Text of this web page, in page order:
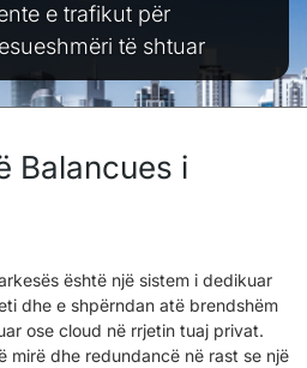
e trafikut për
të shtuar
Balancues i
është një sistem i dedikuar
dhe e shpërndan atë brendshëm
ose cloud në rrjetin tuaj privat.
mirë dhe redundancë në rast se një